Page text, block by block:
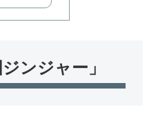
ンジャー」